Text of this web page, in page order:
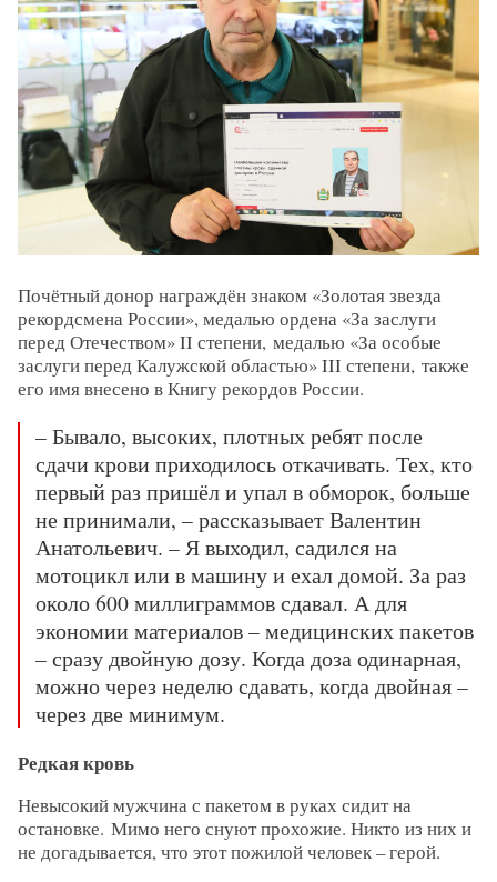
Почётный донор награждён знаком «Золотая звезда
рекордсмена России», медалью ордена «За заслуги
перед Отечеством» II степени, медалью «За особые
заслуги перед Калужской областью» III степени, также
его имя внесено в Книгу рекордов России.
– Бывало, высоких, плотных ребят после
сдачи крови приходилось откачивать. Тех, кто
первый раз пришёл и упал в обморок, больше
не принимали, – рассказывает Валентин
Анатольевич. – Я выходил, садился на
мотоцикл или в машину и ехал домой. За раз
около 600 миллиграммов сдавал. А для
экономии материалов – медицинских пакетов
– сразу двойную дозу. Когда доза одинарная,
можно через неделю сдавать, когда двойная –
через две минимум.
Редкая кровь
Невысокий мужчина с пакетом в руках сидит на
остановке. Мимо него снуют прохожие. Никто из них и
не догадывается, что этот пожилой человек – герой.